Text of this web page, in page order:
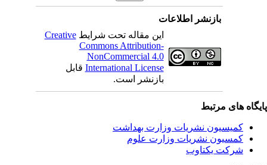
بازنشر اطلاعات
این مقاله تحت شرایطCreative
Commons Attribution-
NonCommercial 4.0
International Licenseقابل
بازنشر است.
های مرتبط
کمیسیون نشریات وزارت بهداشت
کمسیون نشریات وزارت علوم
شرکت یکتاوب